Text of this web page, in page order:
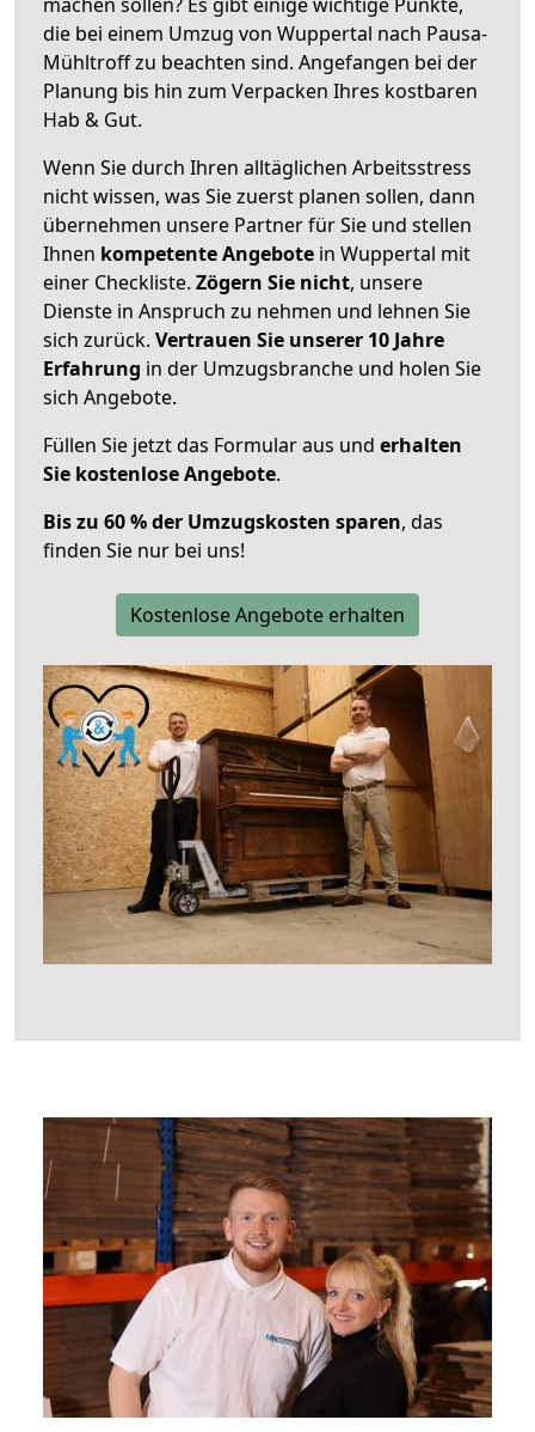
die bei einem Umzug von Wuppertal nach Pausa-
Mühltroff zu beachten sind. Angefangen bei der
Planung bis hin zum Verpacken Ihres kostbaren
Hab & Gut.
Wenn Sie durch Ihren alltäglichen Arbeitsstress
nicht wissen, was Sie zuerst planen sollen, dann
übernehmen unsere Partner für Sie und stellen
Ihnen kompetente Angebote in Wuppertal mit
einer Checkliste. Zögern Sie nicht, unsere
Dienste in Anspruch zu nehmen und lehnen Sie
sich zurück. Vertrauen Sie unserer 10 Jahre
Erfahrung in der Umzugsbranche und holen Sie
sich Angebote.
Füllen Sie jetzt das Formular aus und erhalten
Sie kostenlose Angebote.
Bis zu 60 % der Umzugskosten sparen, das
finden Sie nur bei uns!
Kostenlose Angebote erhalten